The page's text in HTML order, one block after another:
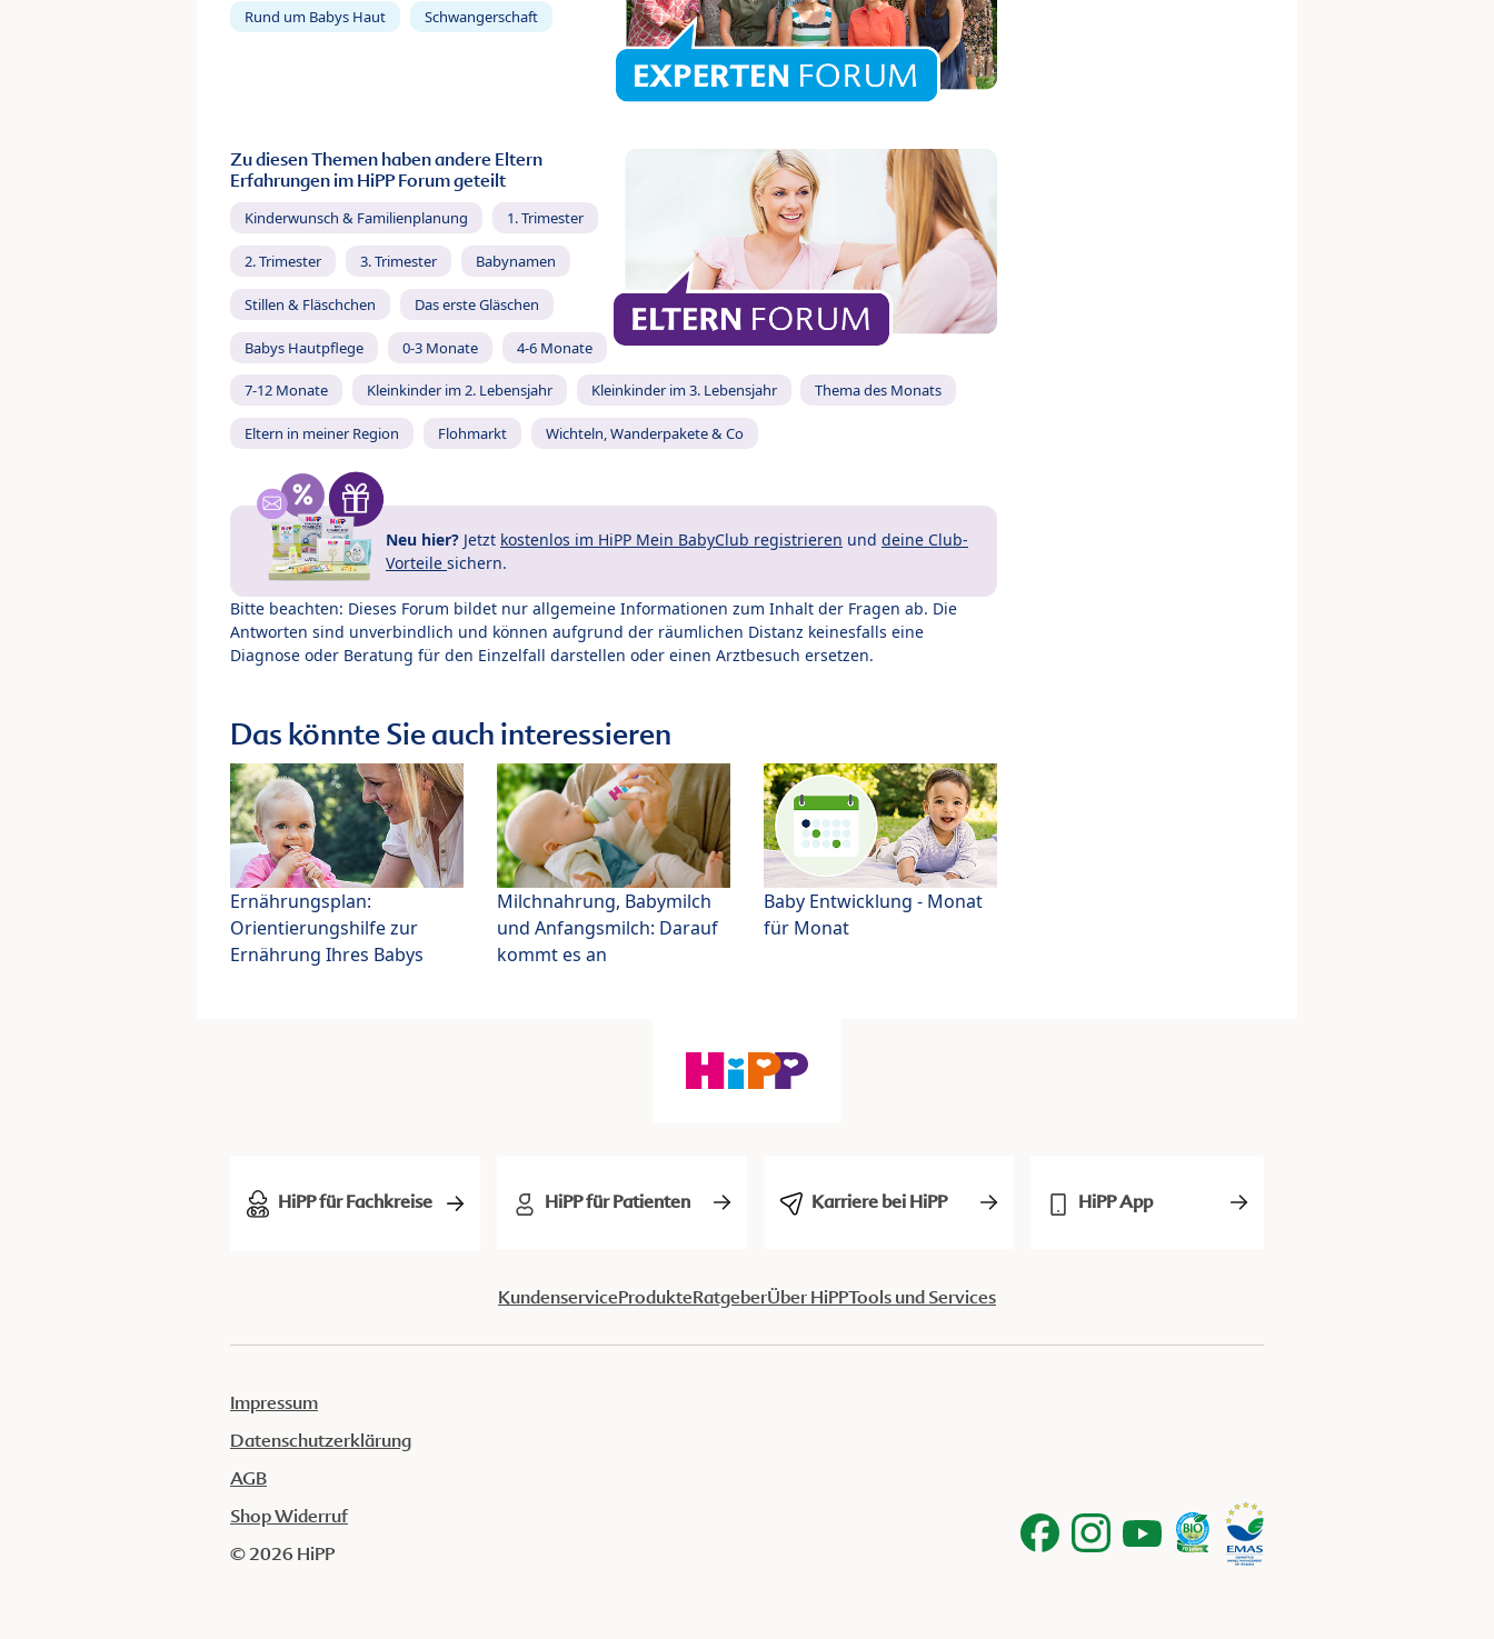
Rund um Babys Haut Schwangerschaft
Zu diesen Themen haben andere Eltern
Erfahrungen im HiPP Forum geteilt
Kinderwunsch & Familienplanung 1. Trimester
2. Trimester 3. Trimester Babynamen
Stillen & Fläschchen Das erste Gläschen
Babys Hautpflege 0-3 Monate 4-6 Monate
7-12 Monate Kleinkinder im 2. Lebensjahr Kleinkinder im 3. Lebensjahr Thema des Monats
Eltern in meiner Region Flohmarkt Wichteln, Wanderpakete & Co
Neu hier? Jetzt kostenlos im HiPP Mein BabyClub registrieren und deine Club-
Vorteile sichern.
Bitte beachten: Dieses Forum bildet nur allgemeine Informationen zum Inhalt der Fragen ab. Die
Antworten sind unverbindlich und können aufgrund der räumlichen Distanz keinesfalls eine
Diagnose oder Beratung für den Einzelfall darstellen oder einen Arztbesuch ersetzen.
Das könnte Sie auch interessieren
Ernährungsplan:
Orientierungshilfe zur
Ernährung Ihres Babys
Milchnahrung, Babymilch
und Anfangsmilch: Darauf
kommt es an
Baby Entwicklung - Monat
für Monat
HiPP für Fachkreise HiPP für Patienten Karriere bei HiPP HiPP App
KundenserviceProdukteRatgeberÜber HiPPTools und Services
Impressum
Datenschutzerklärung
AGB
Shop Widerruf
© 2026 HiPP